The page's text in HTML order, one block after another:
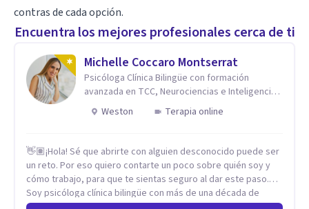
contras de cada opción.
Encuentra los mejores profesionales cerca de ti
Michelle Coccaro Montserrat
Psicóloga Clínica Bilingüe con formación
avanzada en TCC, Neurociencias e Inteligencia
Emocional.
Weston Terapia online
👋🏽¡Hola! Sé que abrirte con alguien desconocido puede ser
un reto. Por eso quiero contarte un poco sobre quién soy y
cómo trabajo, para que te sientas seguro al dar este paso.
Soy psicóloga clínica bilingüe con más de una década de